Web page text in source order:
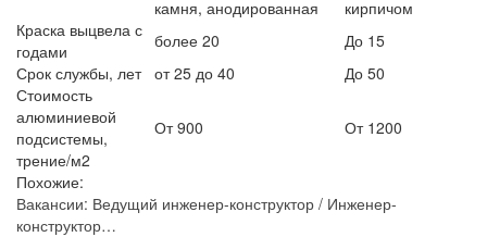
камня, анодированная
кирпичом
Краска выцвела с
годами
более 20
До 15
Срок службы, лет от 25 до 40
До 50
Стоимость
алюминиевой
подсистемы,
трение/м2
От 900 От 1200
Похожие:
Вакансии: Ведущий инженер-конструктор / Инженер-
конструктор…